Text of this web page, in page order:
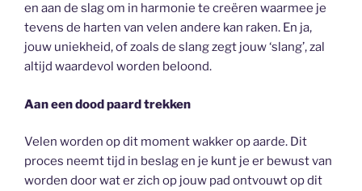
en aan de slag om in harmonie te creëren waarmee je
tevens de harten van velen andere kan raken. En ja,
jouw uniekheid, of zoals de slang zegt jouw ‘slang’, zal
altijd waardevol worden beloond.
Aan een dood paard trekken
Velen worden op dit moment wakker op aarde. Dit
proces neemt tijd in beslag en je kunt je er bewust van
worden door wat er zich op jouw pad ontvouwt op dit